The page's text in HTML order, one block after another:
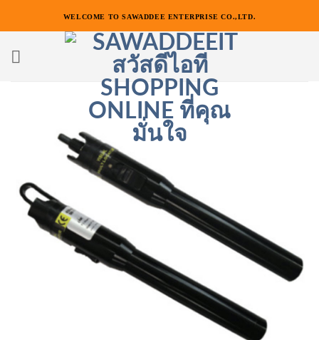
เนื้อหา
WELCOME TO SAWADDEE ENTERPRISE CO.,LTD.